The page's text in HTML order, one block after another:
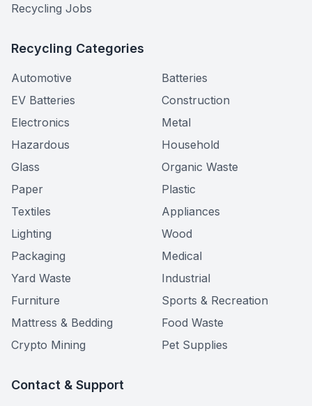
Recycling Jobs
Recycling Categories
Automotive
Batteries
EV Batteries
Construction
Electronics
Metal
Hazardous
Household
Glass
Organic Waste
Paper
Plastic
Textiles
Appliances
Lighting
Wood
Packaging
Medical
Yard Waste
Industrial
Furniture
Sports & Recreation
Mattress & Bedding
Food Waste
Crypto Mining
Pet Supplies
Contact & Support